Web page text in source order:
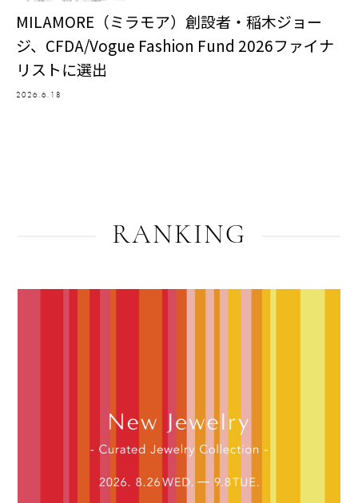
MILAMORE（ミラモア）創設者・稲木ジョー
ジ、CFDA/Vogue Fashion Fund 2026ファイナ
リストに選出
2026.6.18
RANKING